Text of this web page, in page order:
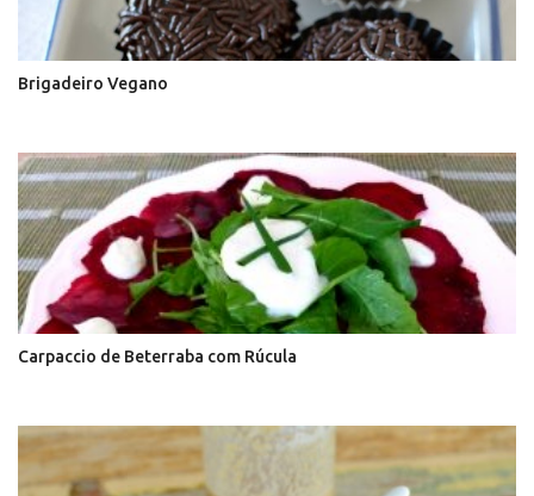
Brigadeiro Vegano
Carpaccio de Beterraba com Rúcula